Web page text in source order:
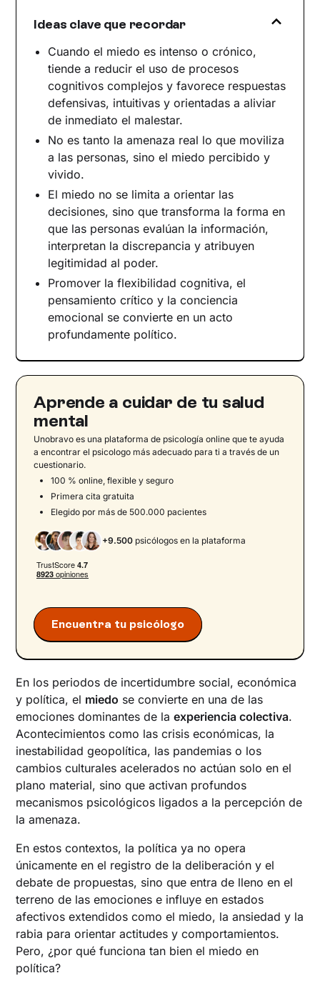
Necesidad de seguridad y procesos de
representación emocional
Miedo, pensamiento crítico y decisiones
políticas
Miedo y autoridad política
Por qué funciona la política del miedo
Ideas clave que recordar
Cuando el miedo es intenso o crónico,
tiende a reducir el uso de procesos
cognitivos complejos y favorece respuestas
defensivas, intuitivas y orientadas a aliviar
de inmediato el malestar.
No es tanto la amenaza real lo que moviliza
a las personas, sino el miedo percibido y
vivido.
El miedo no se limita a orientar las
decisiones, sino que transforma la forma en
que las personas evalúan la información,
interpretan la discrepancia y atribuyen
legitimidad al poder.
Promover la flexibilidad cognitiva, el
pensamiento crítico y la conciencia
emocional se convierte en un acto
profundamente político.
Aprende a cuidar de tu salud
mental
Unobravo es una plataforma de psicología online que te ayuda
a encontrar el psicologo más adecuado para ti a través de un
cuestionario.
Encuentra tu psicólogo
100 % online, flexible y seguro
Primera cita gratuita
Elegido por más de 500.000 pacientes
+9.500 psicólogos en la plataforma
En los periodos de incertidumbre social, económica
y política, el miedo se convierte en una de las
emociones dominantes de laexperiencia colectiva.
Acontecimientos como las crisis económicas, la
inestabilidad geopolítica, las pandemias o los
cambios culturales acelerados no actúan solo en el
plano material, sino que activan profundos
mecanismos psicológicos ligados a la percepción de
la amenaza.
En estos contextos, la política ya no opera
únicamente en el registro de la deliberación y el
debate de propuestas, sino que entra de lleno en el
terreno de las emociones e influye en estados
afectivos extendidos como el miedo, la ansiedad y la
rabia para orientar actitudes y comportamientos.
Pero, ¿por qué funciona tan bien el miedo en
política?